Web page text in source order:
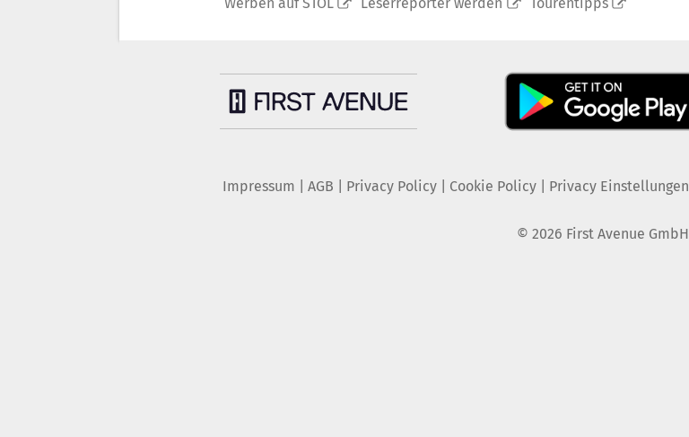
Impressum AGB Privacy Policy| Cookie Policy| Privacy Einstellungen
© 2026 First Avenue GmbH